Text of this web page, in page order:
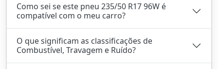
Como sei se este pneu 235/50 R17 96W é
compatível com o meu carro?
O que significam as classificações de
Combustível, Travagem e Ruído?